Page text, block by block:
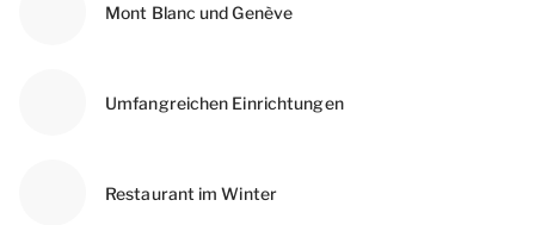
Mont Blanc und Genève
Umfangreichen Einrichtungen
Restaurant im Winter